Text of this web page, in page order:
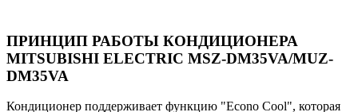
ПРИНЦИП РАБОТЫ КОНДИЦИОНЕРА
MITSUBISHI ELECTRIC MSZ-DM35VA/MUZ-
DM35VA
Кондиционер поддерживает функцию "Econo Cool", которая